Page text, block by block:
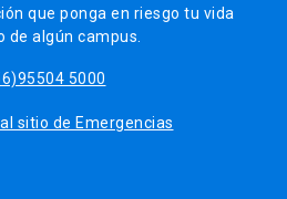
que ponga en riesgo tu vida
de algún campus.
5000
al sitio de Emergencias